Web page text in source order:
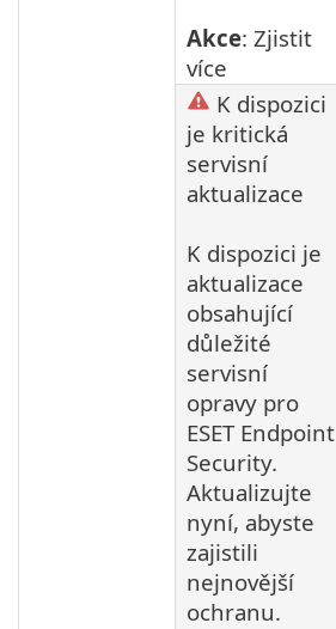
Akce: Zjistit
více
K dispozici
je kritická
servisní
aktualizace
K dispozici je
aktualizace
obsahující
důležité
servisní
opravy pro
ESET Endpoint
Security.
Aktualizujte
nyní, abyste
zajistili
nejnovější
ochranu.